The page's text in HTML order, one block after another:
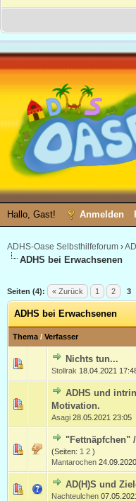
Hallo, Gast! Anmelden
ADHS-Oase Selbsthilfeforum ›
ADHS bei Erwachsenen
Seiten (4): « Zurück 1 2 3
ADHS bei Erwachsenen
Thema / Verfasser
Nichts tun...
Stollrak 18.04.2021
ADHS und
Motivation.
Asagi 28.05.2021 23:05
"Fettnäpfchen"
(Seiten: 1 2 )
Mantarochen
AD(H)S und
Nachteulchen